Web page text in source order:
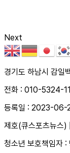
Next
경기도 하남시 감일
전화 : 010-5324-
등록일 : 2023-06-
제호(큐스포츠뉴스
청소년 보호책임자 :